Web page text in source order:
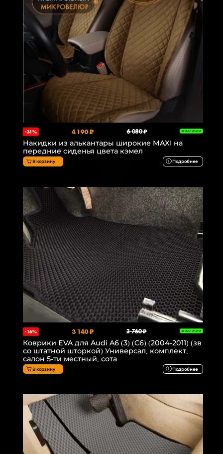
-31% 4 190 ₽ 6 080 ₽ В НАЛИЧИИ
Накидки из алькантары широкие MAXI на
передние сиденья цвета кэмел
В корзину Подробнее
-16% 3 140 ₽ 3 760 ₽ В НАЛИЧИИ
Коврики EVA для Audi A6 (3) (C6) (2004-2011) (зв
со штатной шторкой) Универсал, комплект,
салон 5-ти местный, сота
В корзину Подробнее